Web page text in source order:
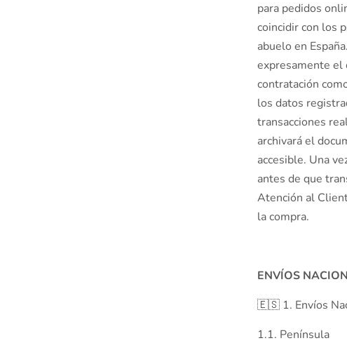
para pedidos
coincidir con los
abuelo en
expresamente el
contratación
los datos
transacciones
archivará el
accesible. Una
antes de que
Atención al
la compra.
ENVÍOS
🇪🇸 1. Envíos
1.1. Península